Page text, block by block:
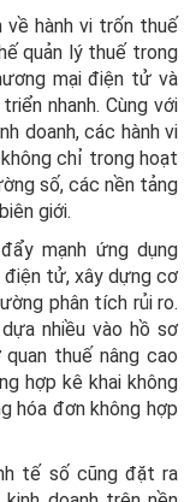
về hành vi trốn thuế
quản lý thuế trong
mại điện tử và
nhanh. Cùng với
doanh, các hành vi
chỉ trong hoạt
số, các nền tảng
giới.
mạnh ứng dụng
điện tử, xây dựng cơ
phân tích rủi ro.
nhiều vào hồ sơ
thuế nâng cao
hợp kê khai không
hóa đơn không hợp
tế số cũng đặt ra